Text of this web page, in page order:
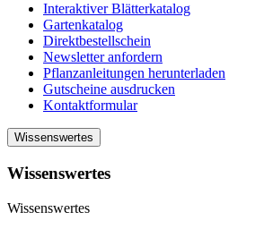
Interaktiver Blätterkatalog
Gartenkatalog
Direktbestellschein
Newsletter anfordern
Pflanzanleitungen herunterladen
Gutscheine ausdrucken
Kontaktformular
Wissenswertes
Wissenswertes
Wissenswertes